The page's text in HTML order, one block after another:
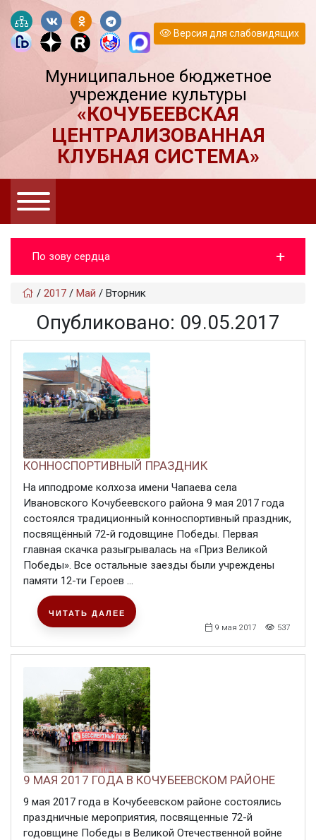
Версия для слабовидящих
Муниципальное бюджетное
учреждение культуры
«КОЧУБЕЕВСКАЯ
ЦЕНТРАЛИЗОВАННАЯ
КЛУБНАЯ СИСТЕМА»
По зову сердца
/ 2017 / Май / Вторник
Опубликовано: 09.05.2017
КОННОСПОРТИВНЫЙ ПРАЗДНИК
На ипподроме колхоза имени Чапаева села
Ивановского Кочубеевского района 9 мая 2017 года
состоялся традиционный конноспортивный праздник,
посвящённый 72-й годовщине Победы. Первая
главная скачка разыгрывалась на «Приз Великой
Победы». Все остальные заезды были учреждены
памяти 12-ти Героев ...
9 мая 2017 537
ЧИТАТЬ ДАЛЕЕ
9 МАЯ 2017 ГОДА В КОЧУБЕЕВСКОМ РАЙОНЕ
9 мая 2017 года в Кочубеевском районе состоялись
праздничные мероприятия, посвященные 72-й
годовщине Победы в Великой Отечественной войне